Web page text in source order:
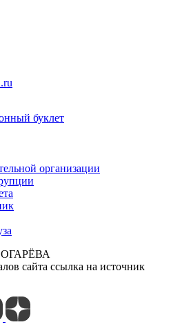
буклет
организации
ОГАРЁВА
сайта ссылка на источник